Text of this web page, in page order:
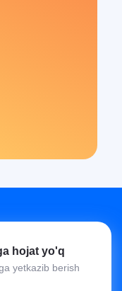
hojat yo'q
yetkazib berish